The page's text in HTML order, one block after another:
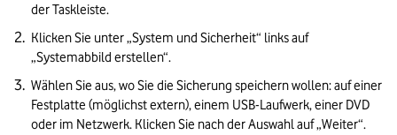
der Taskleiste.
Klicken Sie unter „System und Sicherheit“ links auf
„Systemabbild erstellen“.
Wählen Sie aus, wo Sie die Sicherung speichern wollen: auf einer
Festplatte (möglichst extern), einem USB-Laufwerk, einer DVD
oder im Netzwerk. Klicken Sie nach der Auswahl auf „Weiter“.